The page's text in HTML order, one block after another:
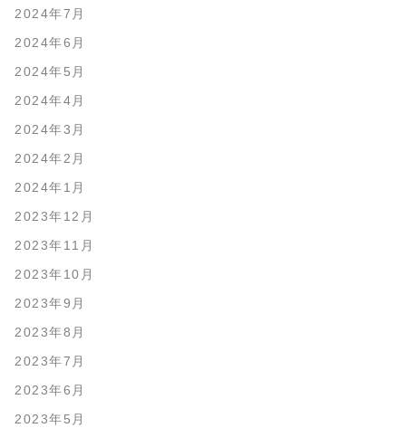
2024年7月
2024年6月
2024年5月
2024年4月
2024年3月
2024年2月
2024年1月
2023年12月
2023年11月
2023年10月
2023年9月
2023年8月
2023年7月
2023年6月
2023年5月